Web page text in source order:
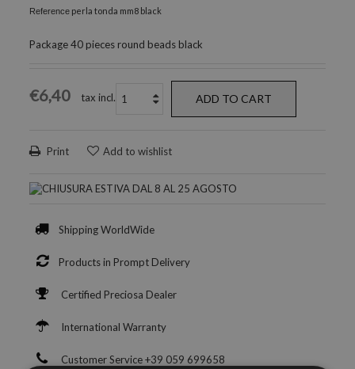
Reference perla tonda mm8 black
Package 40 pieces round beads black
€6,40 tax incl. ADD TO CART
Print Add to wishlist
Shipping WorldWide
Products in Prompt Delivery
Certified Preciosa Dealer
International Warranty
Customer Service +39 059 699658